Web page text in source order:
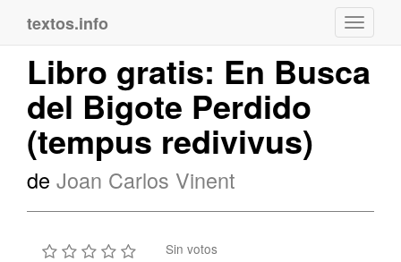
textos.info
Libro gratis: En Busca
del Bigote Perdido
(tempus redivivus)
de Joan Carlos Vinent
Sin votos